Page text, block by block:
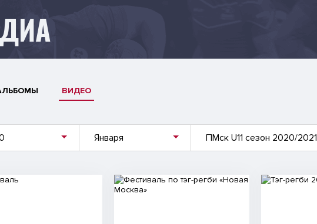
ВИДЕО
Января ПМск U11 сезон 2020/2021